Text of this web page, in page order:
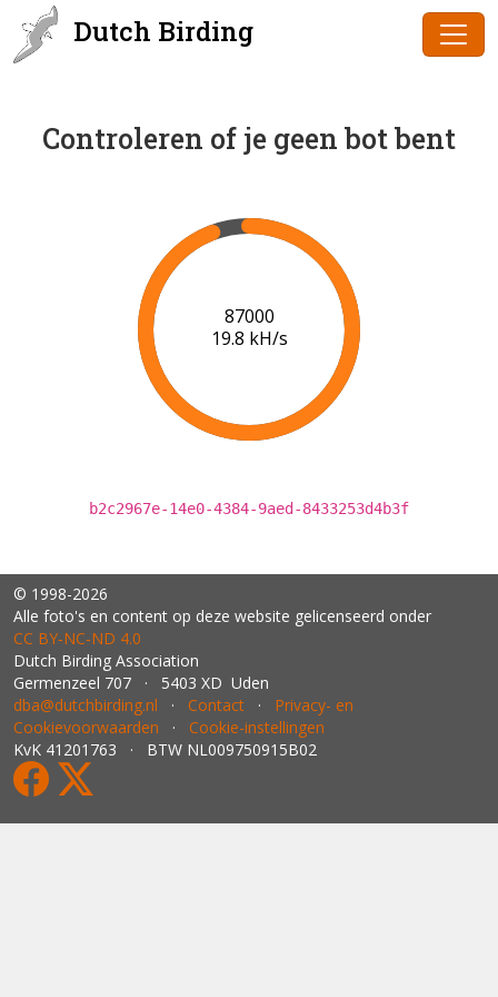
Dutch Birding
Controleren of je geen bot bent
89000
19.9 kH/s
b2c2967e-14e0-4384-9aed-8433253d4b3f
© 1998-2026
Alle foto's en content op deze website gelicenseerd onder
CC BY‑NC‑ND 4.0
Dutch Birding Association
Germenzeel 707 · 5403 XD Uden
dba@dutchbirding.nl · Contact · Privacy- en
Cookievoorwaarden · Cookie-instellingen
KvK 41201763 · BTW NL009750915B02